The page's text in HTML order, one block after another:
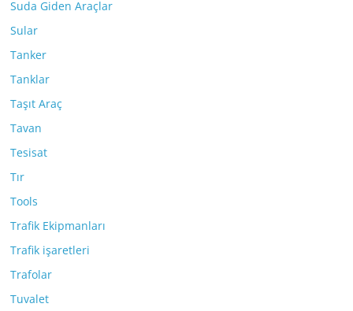
Suda Giden Araçlar
Sular
Tanker
Tanklar
Taşıt Araç
Tavan
Tesisat
Tır
Tools
Trafik Ekipmanları
Trafik işaretleri
Trafolar
Tuvalet